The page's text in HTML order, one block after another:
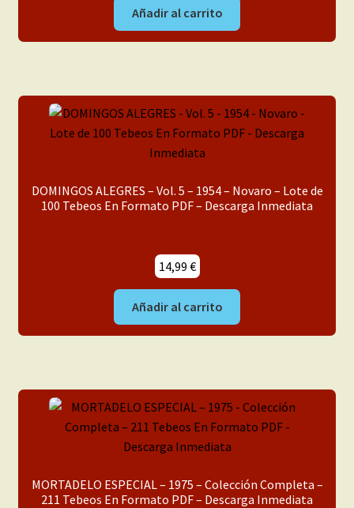
Añadir al carrito
DOMINGOS ALEGRES – Vol. 5 – 1954 – Novaro – Lote de
100 Tebeos En Formato PDF – Descarga Inmediata
14,99 €
Añadir al carrito
MORTADELO ESPECIAL – 1975 – Colección Completa –
211 Tebeos En Formato PDF – Descarga Inmediata